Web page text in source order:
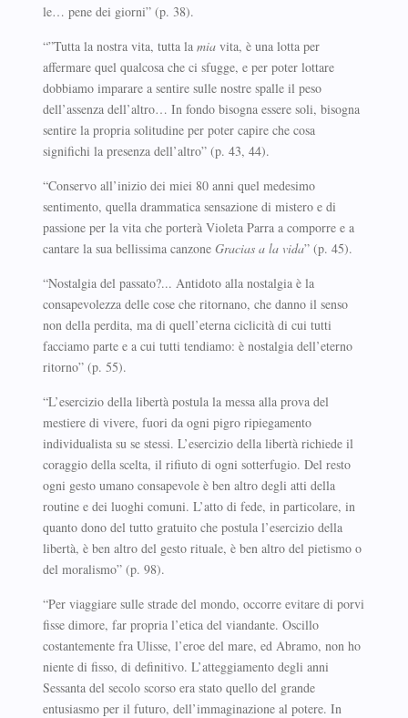
le… pene dei giorni” (p. 38).
“”Tutta la nostra vita, tutta la miavita, è una lotta per
affermare quel qualcosa che ci sfugge, e per poter lottare
dobbiamo imparare a sentire sulle nostre spalle il peso
dell’assenza dell’altro… In fondo bisogna essere soli, bisogna
sentire la propria solitudine per poter capire che cosa
significhi la presenza dell’altro” (p. 43, 44).
“Conservo all’inizio dei miei 80 anni quel medesimo
sentimento, quella drammatica sensazione di mistero e di
passione per la vita che porterà Violeta Parra a comporre e a
cantare la sua bellissima canzone Gracias a la vida” (p. 45).
“Nostalgia del passato?... Antidoto alla nostalgia è la
consapevolezza delle cose che ritornano, che danno il senso
non della perdita, ma di quell’eterna ciclicità di cui tutti
facciamo parte e a cui tutti tendiamo: è nostalgia dell’eterno
ritorno” (p. 55).
“L’esercizio della libertà postula la messa alla prova del
mestiere di vivere, fuori da ogni pigro ripiegamento
individualista su se stessi. L’esercizio della libertà richiede il
coraggio della scelta, il rifiuto di ogni sotterfugio. Del resto
ogni gesto umano consapevole è ben altro degli atti della
routine e dei luoghi comuni. L’atto di fede, in particolare, in
quanto dono del tutto gratuito che postula l’esercizio della
libertà, è ben altro del gesto rituale, è ben altro del pietismo o
del moralismo” (p. 98).
“Per viaggiare sulle strade del mondo, occorre evitare di porvi
fisse dimore, far propria l’etica del viandante. Oscillo
costantemente fra Ulisse, l’eroe del mare, ed Abramo, non ho
niente di fisso, di definitivo. L’atteggiamento degli anni
Sessanta del secolo scorso era stato quello del grande
entusiasmo per il futuro, dell’immaginazione al potere. In